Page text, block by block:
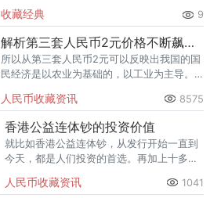
爱琴海购物公园，从行政办公区到运河商务
区，关注钱币收藏的人越来越多
收藏经典 9
解析第三套人民币2元价格不断飙升的原因
所以从第三套人民币2元可以反映出我国的国
民经济是以农业为基础的，以工业为主导。
们也不能急功近利，更具自己的兴趣爱好决
定。
人民币收藏资讯 8575
香港公益连体钞的投资价值
就比如香港公益连体钞，从发行开始一直到
今天，都是人们投资的首选。再加上十多年
少了，其价格突飞猛涨也是情理之中。
人民币收藏资讯 1041